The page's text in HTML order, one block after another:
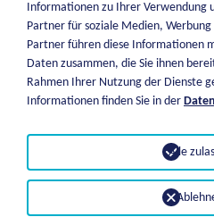
weiblen.
+49 (0)7551 1607
Zahlungsarten
Informationen zu Ihrer Verwendung
Partner für soziale Medien,
Partner führen diese Informationen
Daten zusammen, die Sie ihnen
Rahmen Ihrer Nutzung der Dienste
Informationen finden Sie in der
Alle